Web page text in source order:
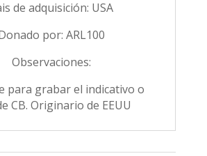
de adquisición: USA
por: ARL100
Observaciones:
para grabar el indicativo o
CB. Originario de EEUU